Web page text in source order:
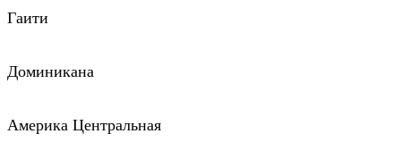
Гаити
Доминикана
Америка Центральная